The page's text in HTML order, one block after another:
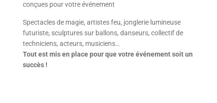
conçues pour votre événement
Spectacles de magie, artistes feu, jonglerie lumineuse
futuriste, sculptures sur ballons, danseurs, collectif de
techniciens, acteurs, musiciens…
Tout est mis en place pour que votre événement soit un
succès !